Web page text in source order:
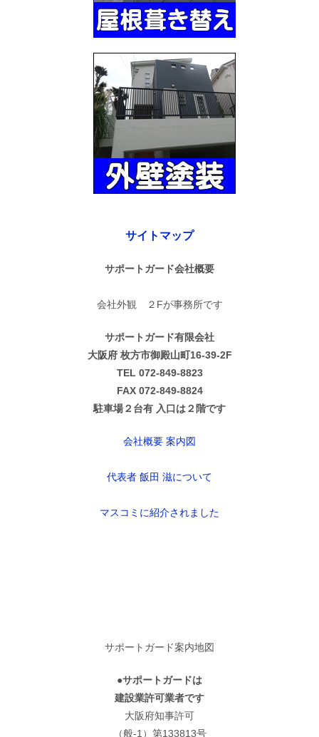
サイトマップ
サポートガード会社概要
会社外観 ２Fが事務所です
サポートガード有限会社
大阪府 枚方市御殿山町16-39-2F
TEL 072-849-8823
FAX 072-849-8824
駐車場２台有 入口は２階です
会社概要 案内図
代表者 飯田 滋について
マスコミに紹介されました
サポートガード案内地図
●サポートガードは
建設業許可業者です
大阪府知事許可
（般-1）第133813号